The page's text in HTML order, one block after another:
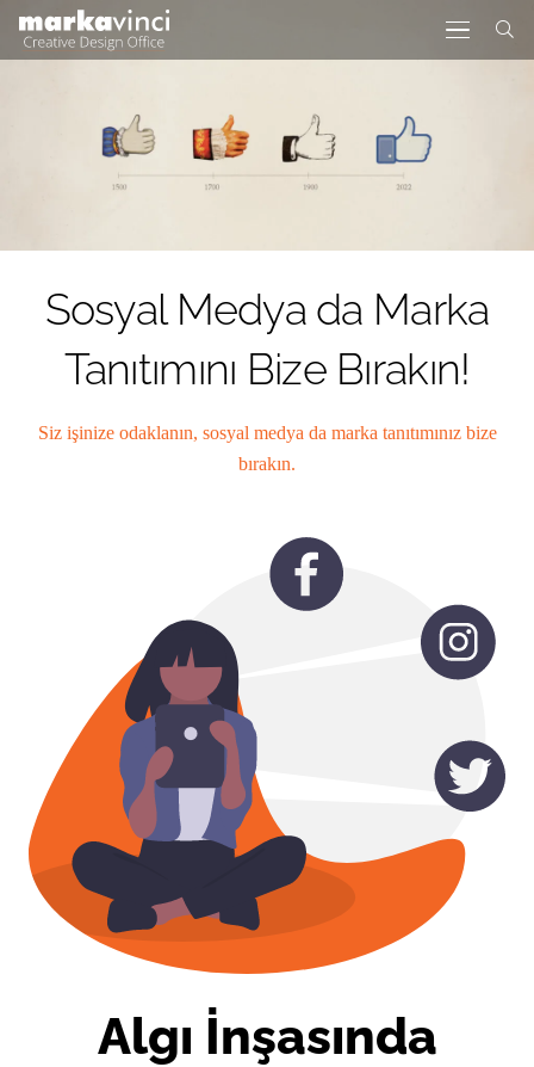
Sosyal Medya da Marka
Tanıtımını Bize Bırakın!
Siz işinize odaklanın, sosyal medya da marka tanıtımınız bize
bırakın.
Algı İnşasında